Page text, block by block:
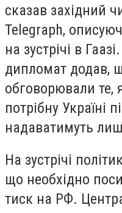
сказав західний
Telegraph,
на зустрічі в
дипломат додав,
обговорювали те,
потрібну
надаватимуть
На зустрічі
що необхідно
тиск на РФ.